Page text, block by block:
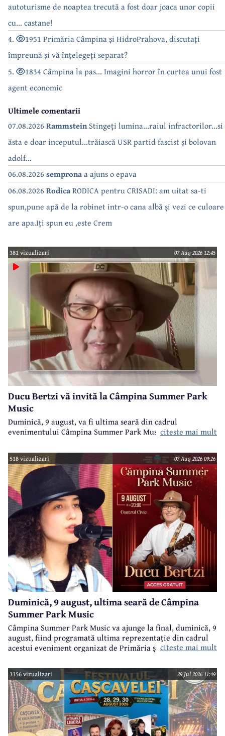
autoturisme de noaptea trecută a fost doar joaca unor copii
cu... castane!
4.
1951 Primăria Câmpina și HidroPrahova, discutați
împreună și vă înțelegeți separat?
5.
1834 Câmpina la pas... Imagini horror în curtea unui fost
agent economic
Ultimele comentarii
07.08.2026 RammsteinStingeți lumina...raiul infractorilor...si
ăsta e doar inceputul...trăiască USR partid fascist și bolovan
adolf...
06.08.2026 sempronaa ajuns o epava
06.08.2026 RodicaRODICA pentru CRISADI: am uitat sa-ti
spun,pune apă de la robinet intr-o cana albă și vezi ce culoare
are apa.Iți spun eu ,este Crem
381 vizualizari 07 Aug 2026 12:45
Ducu Bertzi vă invită la Câmpina Summer Park
Music
Duminică, 9 august, va fi ultima seară din cadrul
evenimentului Câmpina Summer Park Music 2026.citeste mai mult
518 vizualizari 07 Aug 2026 09:26
Duminică, 9 august, ultima seară de Câmpina
Summer Park Music
Câmpina Summer Park Music va ajunge la final, duminică, 9
august, fiind programată ultima reprezentație din cadrul
acestui eveniment organizat de Primăria și Consiliul Local
citeste mai mult
3356 vizualizari 29 Jul 2026 11:49